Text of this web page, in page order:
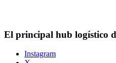
El principal hub logístico
Instagram